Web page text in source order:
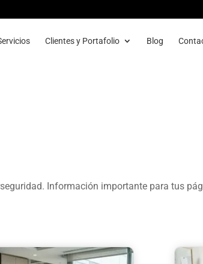
Clientes y Portafolio Blog
Información importante para tus